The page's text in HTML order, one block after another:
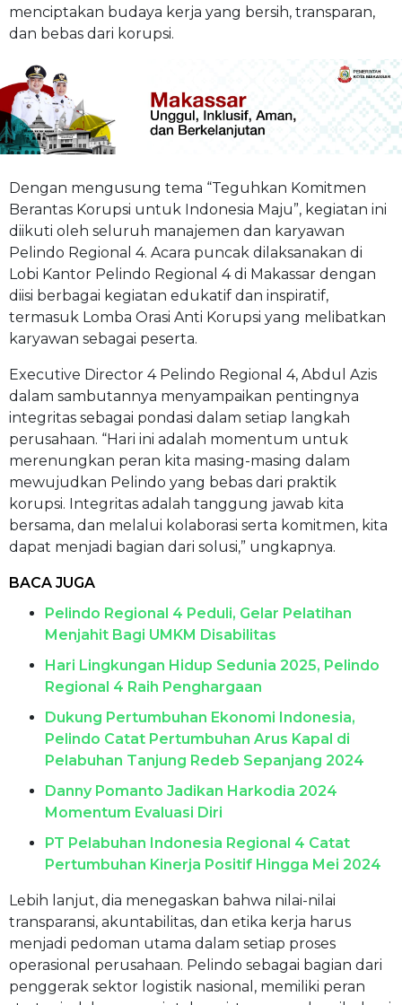
menciptakan budaya kerja yang bersih, transparan,
dan bebas dari korupsi.
Dengan mengusung tema “Teguhkan Komitmen
Berantas Korupsi untuk Indonesia Maju”, kegiatan ini
diikuti oleh seluruh manajemen dan karyawan
Pelindo Regional 4. Acara puncak dilaksanakan di
Lobi Kantor Pelindo Regional 4 di Makassar dengan
diisi berbagai kegiatan edukatif dan inspiratif,
termasuk Lomba Orasi Anti Korupsi yang melibatkan
karyawan sebagai peserta.
Executive Director 4 Pelindo Regional 4, Abdul Azis
dalam sambutannya menyampaikan pentingnya
integritas sebagai pondasi dalam setiap langkah
perusahaan. “Hari ini adalah momentum untuk
merenungkan peran kita masing-masing dalam
mewujudkan Pelindo yang bebas dari praktik
korupsi. Integritas adalah tanggung jawab kita
bersama, dan melalui kolaborasi serta komitmen, kita
dapat menjadi bagian dari solusi,” ungkapnya.
BACA JUGA
Pelindo Regional 4 Peduli, Gelar Pelatihan
Menjahit Bagi UMKM Disabilitas
Hari Lingkungan Hidup Sedunia 2025, Pelindo
Regional 4 Raih Penghargaan
Dukung Pertumbuhan Ekonomi Indonesia,
Pelindo Catat Pertumbuhan Arus Kapal di
Pelabuhan Tanjung Redeb Sepanjang 2024
Danny Pomanto Jadikan Harkodia 2024
Momentum Evaluasi Diri
PT Pelabuhan Indonesia Regional 4 Catat
Pertumbuhan Kinerja Positif Hingga Mei 2024
Lebih lanjut, dia menegaskan bahwa nilai-nilai
transparansi, akuntabilitas, dan etika kerja harus
menjadi pedoman utama dalam setiap proses
operasional perusahaan. Pelindo sebagai bagian dari
penggerak sektor logistik nasional, memiliki peran